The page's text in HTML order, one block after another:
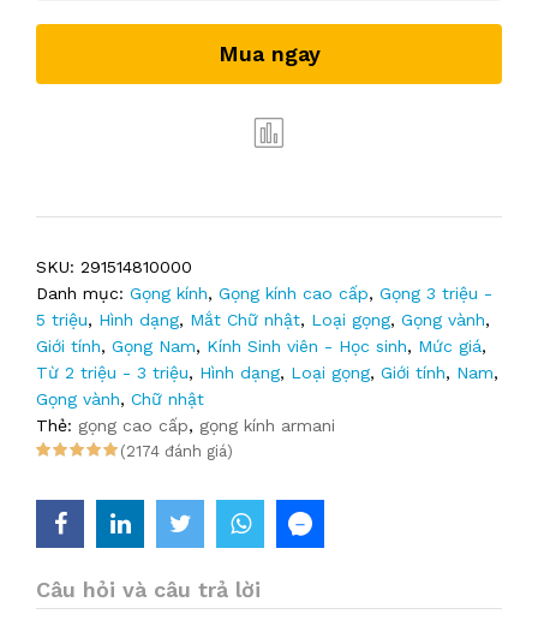
Mua ngay
SKU: 291514810000
Danh mục: Gọng kính, Gọng kính cao cấp, Gọng 3 triệu -
5 triệu, Hình dạng, Mắt Chữ nhật, Loại gọng, Gọng vành,
Giới tính, Gọng Nam, Kính Sinh viên - Học sinh, Mức giá,
Từ 2 triệu - 3 triệu, Hình dạng, Loại gọng, Giới tính, Nam,
Gọng vành, Chữ nhật
Thẻ: gọng cao cấp, gọng kính armani
(2174 đánh giá)
Câu hỏi và câu trả lời